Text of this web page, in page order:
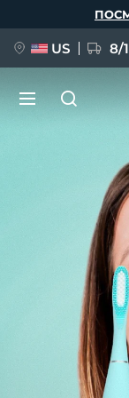
US 8/
FAQ™ Pure
BREAKING
issa™ Teeth
Français